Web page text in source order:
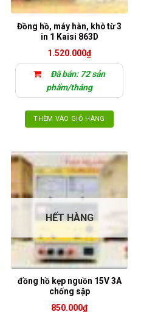
Đồng hồ, máy hàn, khò từ 3
in 1 Kaisi 863D
1.520.000₫
Đã bán: 72 sản
phẩm/tháng
THÊM VÀO GIỎ HÀNG
HẾT HÀNG
đồng hồ kẹp nguồn 15V 3A
chống sập
850.000₫